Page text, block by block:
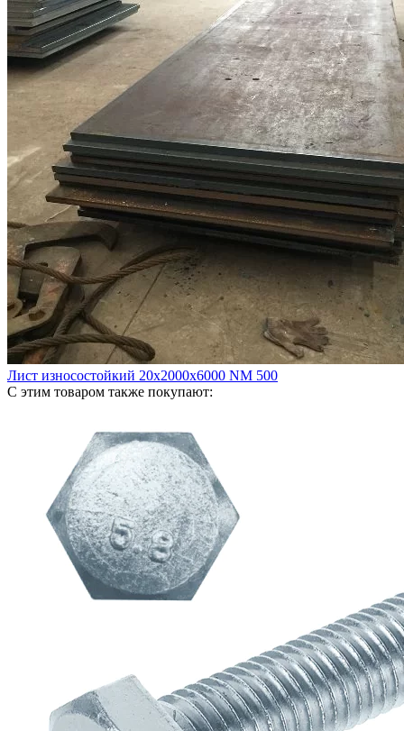
Лист износостойкий 20х2000х6000 NM 500
С этим товаром также покупают: